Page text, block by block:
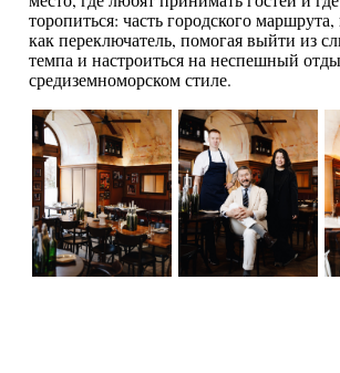
торопиться: часть городского маршрута,
как переключатель, помогая выйти из
темпа и настроиться на неспешный
средиземноморском стиле.